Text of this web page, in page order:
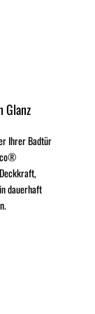
Glanz
Ihrer Badtür
dauerhaft